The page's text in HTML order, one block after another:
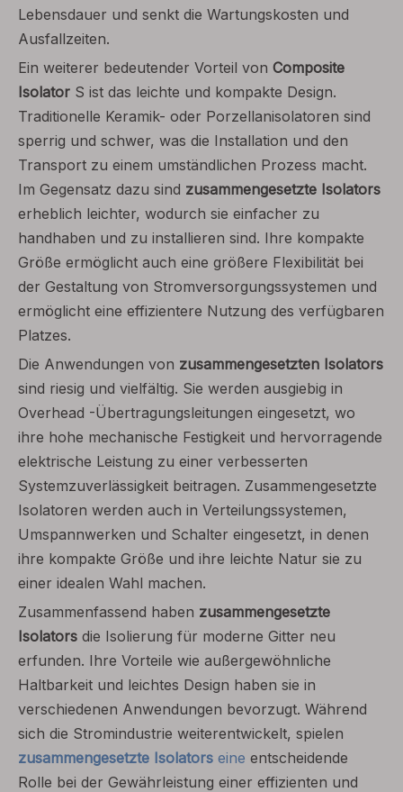
Lebensdauer und senkt die Wartungskosten und
Ausfallzeiten.
Ein weiterer bedeutender Vorteil von Composite
Isolator S ist das leichte und kompakte Design.
Traditionelle Keramik- oder Porzellanisolatoren sind
sperrig und schwer, was die Installation und den
Transport zu einem umständlichen Prozess macht.
Im Gegensatz dazu sind zusammengesetzte Isolators
erheblich leichter, wodurch sie einfacher zu
handhaben und zu installieren sind. Ihre kompakte
Größe ermöglicht auch eine größere Flexibilität bei
der Gestaltung von Stromversorgungssystemen und
ermöglicht eine effizientere Nutzung des verfügbaren
Platzes.
Die Anwendungen von zusammengesetzten Isolators
sind riesig und vielfältig. Sie werden ausgiebig in
Overhead -Übertragungsleitungen eingesetzt, wo
ihre hohe mechanische Festigkeit und hervorragende
elektrische Leistung zu einer verbesserten
Systemzuverlässigkeit beitragen. Zusammengesetzte
Isolatoren werden auch in Verteilungssystemen,
Umspannwerken und Schalter eingesetzt, in denen
ihre kompakte Größe und ihre leichte Natur sie zu
einer idealen Wahl machen.
Zusammenfassend haben zusammengesetzte
Isolators die Isolierung für moderne Gitter neu
erfunden. Ihre Vorteile wie außergewöhnliche
Haltbarkeit und leichtes Design haben sie in
verschiedenen Anwendungen bevorzugt. Während
sich die Stromindustrie weiterentwickelt, spielen
zusammengesetzte Isolators eine entscheidende
Rolle bei der Gewährleistung einer effizienten und